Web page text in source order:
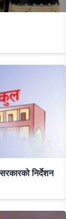
निर्देशन